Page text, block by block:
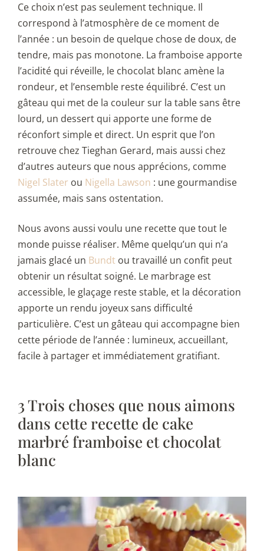
Ce choix n’est pas seulement technique. Il
correspond à l’atmosphère de ce moment de
l’année : un besoin de quelque chose de doux, de
tendre, mais pas monotone. La framboise apporte
l’acidité qui réveille, le chocolat blanc amène la
rondeur, et l’ensemble reste équilibré. C’est un
gâteau qui met de la couleur sur la table sans être
lourd, un dessert qui apporte une forme de
réconfort simple et direct. Un esprit que l’on
retrouve chez Tieghan Gerard, mais aussi chez
d’autres auteurs que nous apprécions, comme
Nigel Slater ou Nigella Lawson : une gourmandise
assumée, mais sans ostentation.
Nous avons aussi voulu une recette que tout le
monde puisse réaliser. Même quelqu’un qui n’a
jamais glacé un Bundt ou travaillé un confit peut
obtenir un résultat soigné. Le marbrage est
accessible, le glaçage reste stable, et la décoration
apporte un rendu joyeux sans difficulté
particulière. C’est un gâteau qui accompagne bien
cette période de l’année : lumineux, accueillant,
facile à partager et immédiatement gratifiant.
3 Trois choses que nous aimons
dans cette recette de cake
marbré framboise et chocolat
blanc